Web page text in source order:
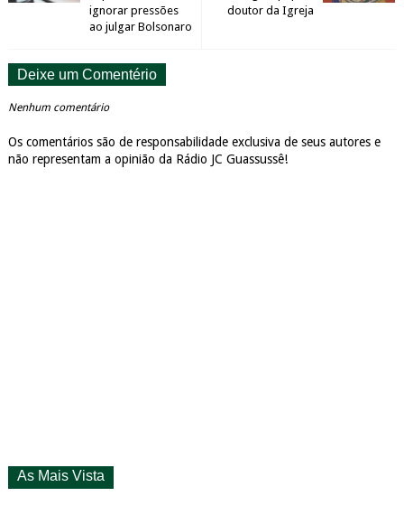
doutor da Igreja
ignorar pressões
ao julgar Bolsonaro
Deixe um Comentério
Nenhum comentário
Os comentários são de responsabilidade exclusiva de seus autores e
não representam a opinião da Rádio JC Guassussê!
As Mais Vista